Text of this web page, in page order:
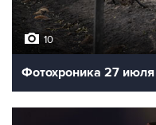
10
Фотохроника 27 июля